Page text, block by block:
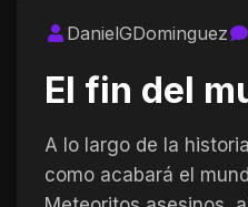
DanielGDominguez
El fin del
A lo largo de la
como acabará el